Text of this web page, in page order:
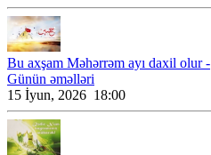
Bu axşam Məhərrəm ayı daxil olur -
Günün əməlləri
15 İyun, 2026 18:00